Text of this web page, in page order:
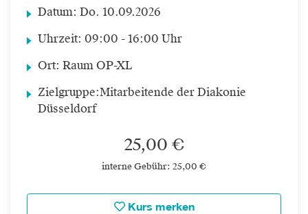
Datum: Do. 10.09.2026
Uhrzeit: 09:00 - 16:00 Uhr
Ort: Raum OP-XL
Zielgruppe:Mitarbeitende der Diakonie
Düsseldorf
25,00 €
interne Gebühr: 25,00 €
Kurs merken